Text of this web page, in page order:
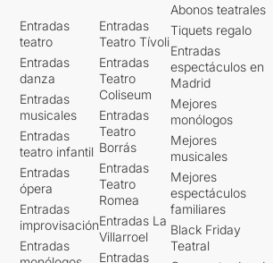
Entradas
teatro
Entradas
danza
Entradas
musicales
Entradas
teatro infantil
Entradas
ópera
Entradas
improvisación
Entradas
Entradas
Teatro Tívoli
Entradas
Teatro
Coliseum
Entradas
Teatro
Borrás
Entradas
Teatro
Romea
Entradas La
Villarroel
Entradas
Abonos teatrales
Tiquets regalo
Entradas
espectáculos en
Madrid
Mejores
monólogos
Mejores
musicales
Mejores
espectáculos
familiares
Black Friday
Teatral